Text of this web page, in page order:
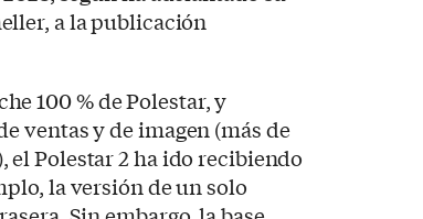
a la publicación
100 % de Polestar, y
ventas y de imagen (más de
el Polestar 2 ha ido recibiendo
la versión de un solo